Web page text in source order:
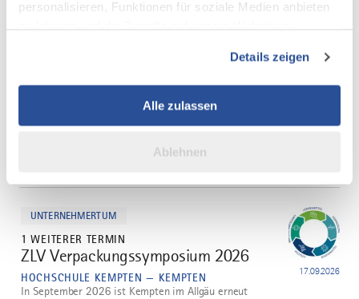
personalisieren, Funktionen für soziale Medien anbieten
Verwendung unserer Website an unsere Partner für
soziale Medien, Werbung und Analysen weiter. Unsere
Partner führen diese Informationen möglicherweise mit
weiteren Daten zusammen, die Sie ihnen bereitgestellt
Details zeigen
Alle zulassen
Ablehnen
DAZU PASSEND
Veranstaltungen
UNTERNEHMERTUM
1 WEITERER TERMIN
ZLV Verpackungssymposium 2026
HOCHSCHULE KEMPTEN — KEMPTEN 17.09.2026
In September 2026 ist Kempten im Allgäu erneut